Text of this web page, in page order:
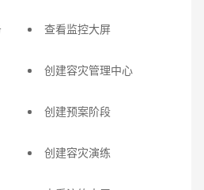
查看监控大屏
创建容灾管理中心
创建预案阶段
创建容灾演练